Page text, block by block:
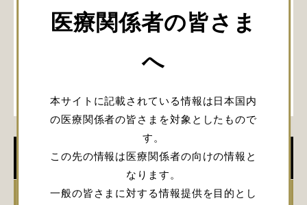
医療関係者の皆さま
へ
本サイトに記載されている情報は日本国内
の医療関係者の皆さまを対象としたもので
す。
この先の情報は医療関係者の向けの情報と
なります。
一般の皆さまに対する情報提供を目的とし
学会開催情報